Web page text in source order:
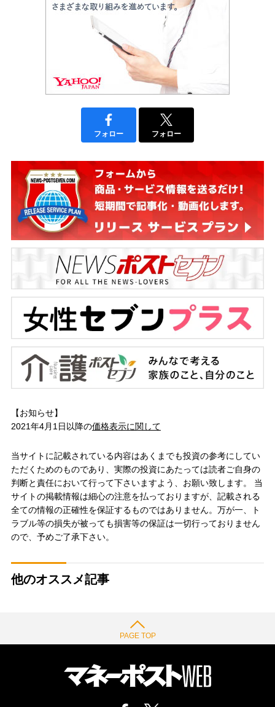
フォロー フォロー
【お知らせ】
2021年4月1日以降の価格表示に関して
当サイトに記載されている内容はあくまでも投資の参考にしてい
ただくためのものであり、実際の投資にあたっては読者ご自身の
判断と責任において行って下さいますよう、お願い致します。 当
サイトの掲載情報は細心の注意を払っておりますが、記載される
全ての情報の正確性を保証するものではありません。万が一、ト
ラブル等の損失が被っても損害等の保証は一切行っておりません
ので、予めご了承下さい。
他のオススメ記事
PAGE TOP